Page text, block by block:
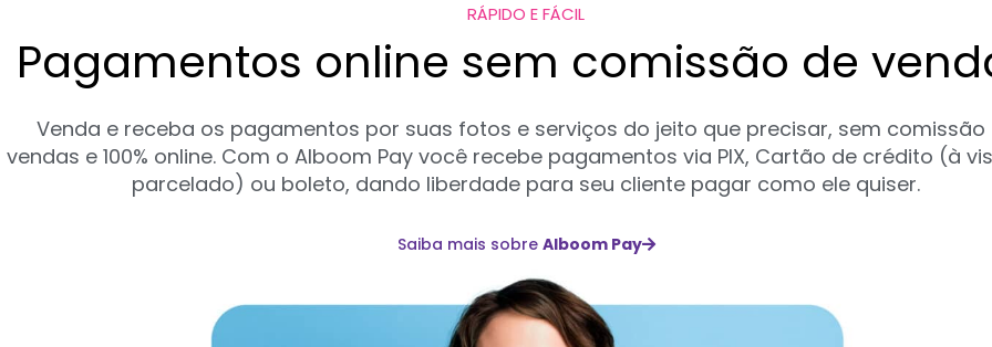
RÁPIDO E FÁCIL
Pagamentos online sem comissão de
Venda e receba os pagamentos por suas fotos e serviços do jeito que precisar, sem comissão
vendas e 100% online. Com o Alboom Pay você recebe pagamentos via PIX, Cartão de crédito (à
parcelado) ou boleto, dando liberdade para seu cliente pagar como ele quiser.
Saiba mais sobre Alboom Pay